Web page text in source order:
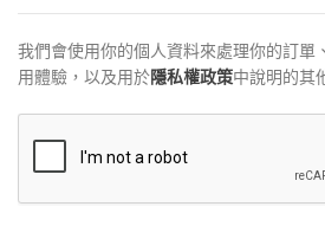
主! 近期需要一筆較大的資
了很多銀行及融資公司都回
無法承做..本來打算放棄貸
路看到環杰金融的廣告打電
個禮拜時間..專員順利再幫我
果身邊有朋友需要資金運用
杰金融這間優質的公司..真的
我們會使用你的個人資料來處理你的訂單
用體驗，以及用於隱私權政策中說明的其